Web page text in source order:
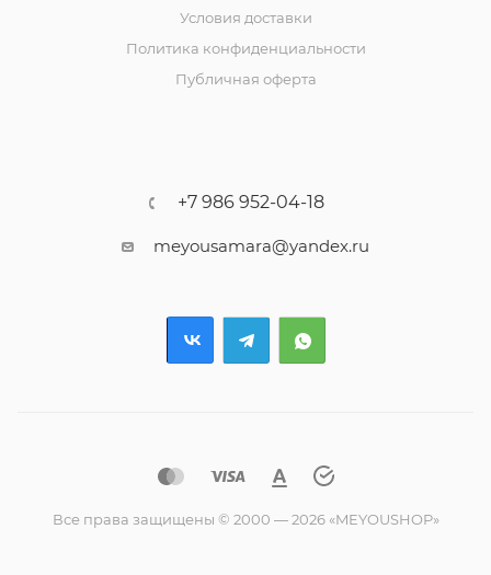
Условия доставки
Политика конфиденциальности
Публичная оферта
+7 986 952-04-18
meyousamara@yandex.ru
Все права защищены © 2000 — 2026 «MEYOUSHOP»